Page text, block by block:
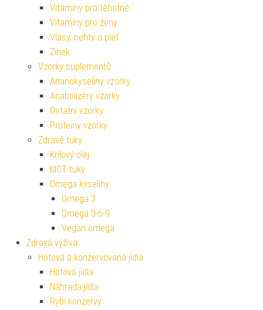
Vitamíny pro těhotné
Vitamíny pro ženy
Vlasy, nehty a pleť
Zinek
Vzorky suplementů
Aminokyseliny vzorky
Anabolizéry vzorky
Ostatní vzorky
Proteiny vzorky
Zdravé tuky
Krilový olej
MCT tuky
Omega kyseliny
Omega 3
Omega 3-6-9
Vegan omega
Zdravá výživa
Hotová a konzervovaná jídla
Hotová jídla
Náhrada jídla
Rybí konzervy